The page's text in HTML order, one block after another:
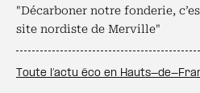
"Décarboner notre fonderie,
site nordiste de Merville"
Toute l’actu éco en Hauts-de-